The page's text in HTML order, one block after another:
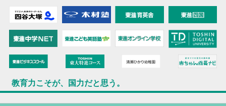
教育力こそが、国力だと思う。